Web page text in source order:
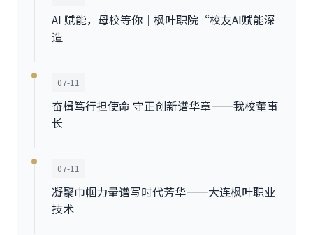
AI 赋能，母校等你｜枫叶职院“校友AI赋能深
造
07-11
奋楫笃行担使命 守正创新谱华章——我校董事
长
07-11
凝聚巾帼力量谱写时代芳华——大连枫叶职业
技术